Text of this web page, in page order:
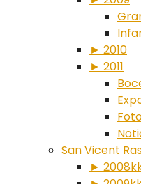
► 2010
► 2011
San Vicent
►